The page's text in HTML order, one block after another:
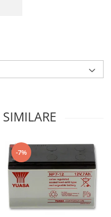
-7%